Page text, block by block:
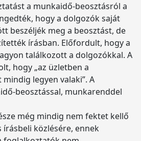
a munkaidő-beosztásról a
hogy a dolgozók saját
beszéljék meg a beosztást, de
írásban. Előfordult, hogy a
találkozott a dolgozókkal. A
hogy „az üzletben a
legyen valaki”. A
beosztással, munkarenddel
még mindig nem fektet kellő
írásbeli közlésére, ennek